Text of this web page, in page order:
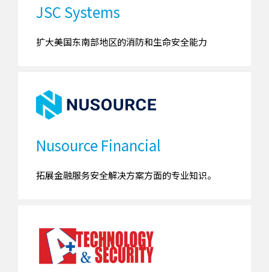
JSC Systems
扩大美国东南部地区的消防和生命安全能力
Nusource Financial
拓展金融服务安全解决方案方面的专业知识。